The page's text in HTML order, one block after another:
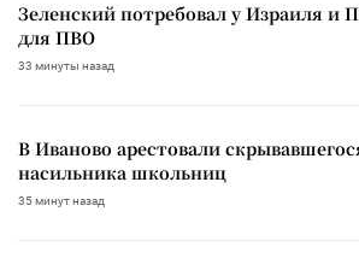
Зеленский потребовал у Израиля и
для ПВО
33 минуты назад
В Иваново арестовали
насильника школьниц
35 минут назад